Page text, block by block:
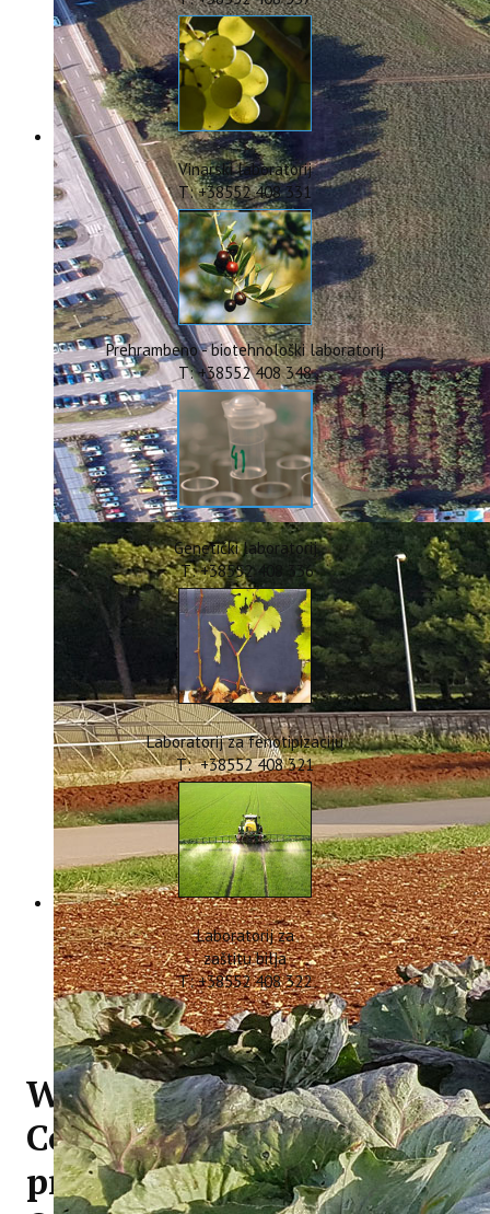
Pravo na pristup informacijama
Zaštita osobnih podataka
Godišnji izvještaj
Javna nabava
Natječaji za radna mjesta
Zakonodavni okvir
Akti Instituta
Linkovi
Kontakt
webmail
Popularizacija znanosti
ERASMUS+
HyPro4ST
DIGIAGRI
GreenTea
CIRCOLIVE
Vinarski laboratorij
T: +38552 408 331
Prehrambeno - biotehnološki laboratorij
T: +38552 408 348
Genetički laboratorij
T: +38552 408 336
Laboratorij za fenotipizaciju
T: +38552 408 321
Laboratorij za
zaštitu bilja
T: +38552 408 322
WINTER MED i
ConsumeLess Plus
predstavljeni na FTHM u